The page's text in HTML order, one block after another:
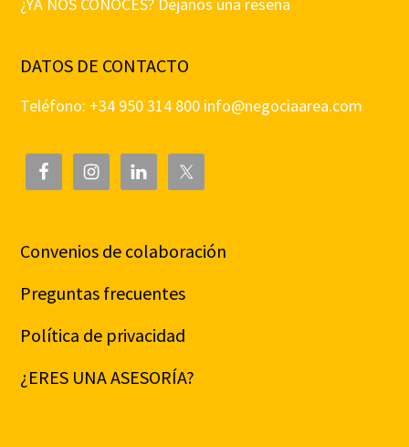
¿YA NOS CONOCES? Déjanos una reseña
DATOS DE CONTACTO
Teléfono: +34 950 314 800 info@negociaarea.com
Convenios de colaboración
Preguntas frecuentes
Política de privacidad
¿ERES UNA ASESORÍA?